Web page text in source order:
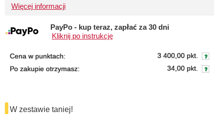
Więcej informacji
PayPo - kup teraz, zapłać za 30 dni
Kliknij po instrukcję
Cena w punktach:
3 400,00 pkt.
Po zakupie otrzymasz:
34,00 pkt.
W zestawie taniej!